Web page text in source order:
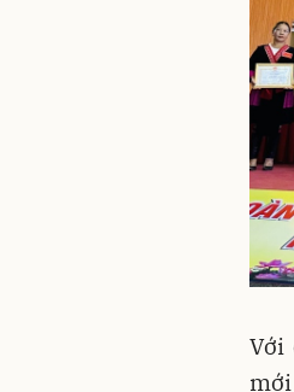
Với